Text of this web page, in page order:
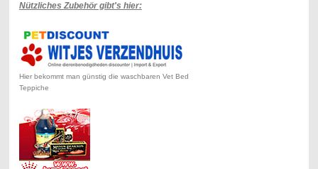
Nützliches Zubehör gibt's hier:
Hier bekommt man günstig die waschbaren Vet Bed
Teppiche